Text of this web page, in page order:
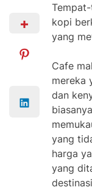
kopi
yang
Cafe
mereka
dan
yang
harga
yang